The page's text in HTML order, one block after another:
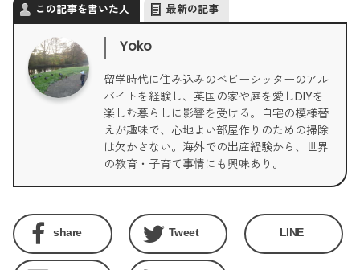
この記事を書いた人 最新の記事
Yoko
留学時代に住み込みのベビーシッターのアル
バイトを経験し、英国の家や庭を愛しDIYを
楽しむ暮らしに影響を受ける。自宅の模様替
えが趣味で、心地よい部屋作りのための掃除
は欠かさない。海外での出産経験から、世界
の教育・子育て事情にも興味あり。
share Tweet LINE